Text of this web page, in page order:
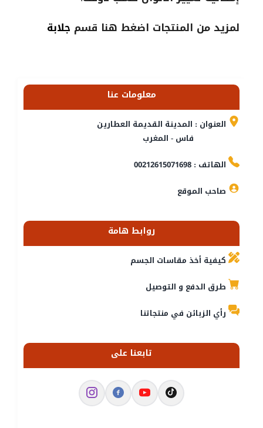
لمزيد من المنتجات اضغط هنا قسم جلابة
معلومات عنا
العنوان : المدينة القديمة العطارين
فاس - المغرب
الهاتف : 00212615071698
صاحب الموقع
روابط هامة
كيفية أخذ مقاسات الجسم
طرق الدفع و التوصيل
رأي الزبائن في منتجاتنا
تابعنا على